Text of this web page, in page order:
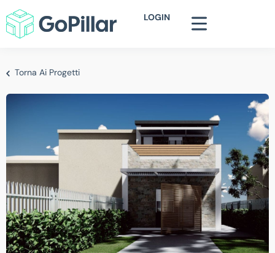
LOGIN
Torna Ai Progetti